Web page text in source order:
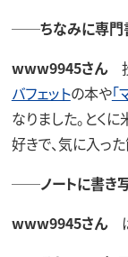
──ちなみに専門
www9945さん投
バフェットの本や「
なりました。とく
好きで、気に入っ
──ノートに書き写
www9945さんは